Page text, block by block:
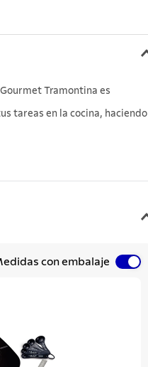
Tramontina es
tareas en la cocina, haciendo
con embalaje